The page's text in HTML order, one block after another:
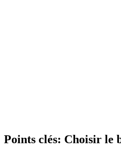
Points clés: Choisir le